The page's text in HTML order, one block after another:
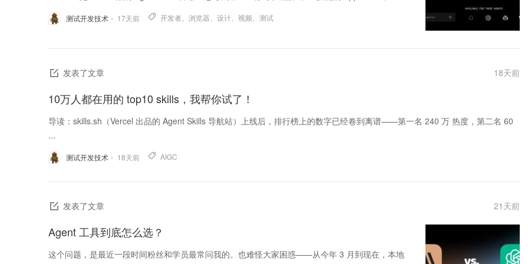
测试开发技术 17天前 开发者、 浏览器、 设计、 视频、 测试
发表了文章 18天前
10万人都在用的 top10 skills，我帮你试了！
导读：skills.sh（Vercel 出品的 Agent Skills 导航站）上线后，排行榜上的数字已经卷到离谱——第一名 240 万 热度，第二名 60
...
测试开发技术 18天前 AIGC
发表了文章 21 天前
Agent 工具到底怎么选？
这个问题，是最近一段时间粉丝和学员最常问我的。也难怪大家困惑——从今年 3 月到现在，本地